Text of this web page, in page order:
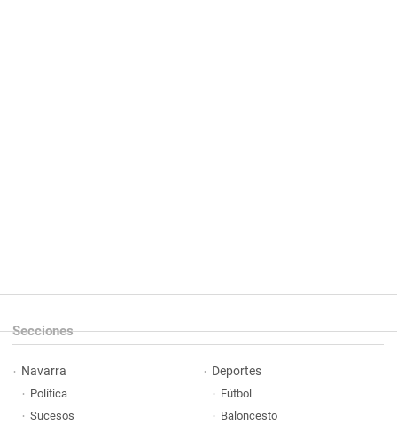
Secciones
Navarra
Política
Sucesos
Deportes
Fútbol
Baloncesto